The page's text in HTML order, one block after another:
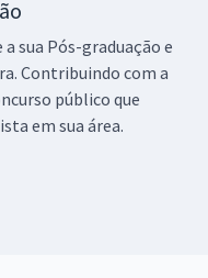
sua Pós-graduação e
Contribuindo com a
público que
em sua área.